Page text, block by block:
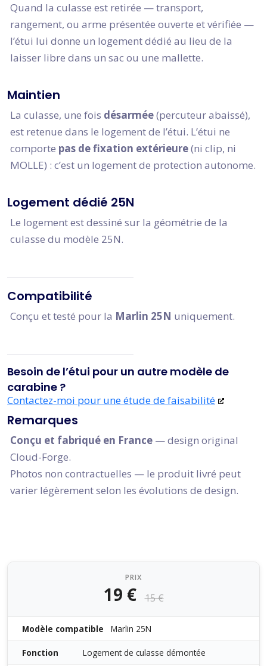
Quand la culasse est retirée — transport,
rangement, ou arme présentée ouverte et vérifiée —
l’étui lui donne un logement dédié au lieu de la
laisser libre dans un sac ou une mallette.
Maintien
La culasse, une fois désarmée(percuteur abaissé),
est retenue dans le logement de l’étui. L’étui ne
comporte pas de fixation extérieure(ni clip, ni
MOLLE) : c’est un logement de protection autonome.
Logement dédié 25N
Le logement est dessiné sur la géométrie de la
culasse du modèle 25N.
Compatibilité
Conçu et testé pour la Marlin 25N uniquement.
Besoin de l’étui pour un autre modèle de
carabine ?
Contactez-moi pour une étude de faisabilité
Remarques
Conçu et fabriqué en France — design original
Cloud-Forge.
Photos non contractuelles — le produit livré peut
varier légèrement selon les évolutions de design.
PRIX
19 € 15 €
Modèle compatible Marlin 25N
Fonction Logement de culasse démontée